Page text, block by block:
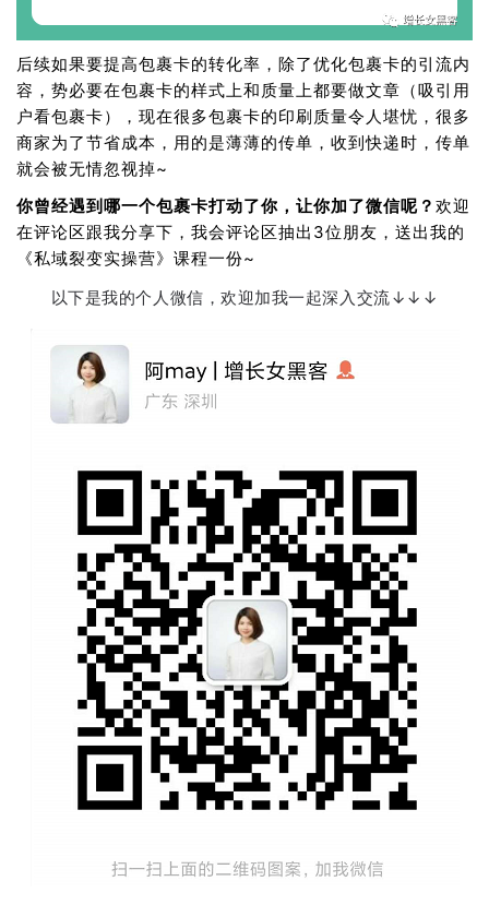
后续如果要提高包裹卡的转化率，除了优化包裹卡的引流内
容，势必要在包裹卡的样式上和质量上都要做文章（吸引用
户看包裹卡），现在很多包裹卡的印刷质量令人堪忧，很多
商家为了节省成本，用的是薄薄的传单，收到快递时，传单
就会被无情忽视掉~
你曾经遇到哪一个包裹卡打动了你，让你加了微信呢？ 欢迎
在评论区跟我分享下，我会评论区抽出3位朋友，送出我的
《私域裂变实操营》课程一份~
以下是我的个人微信，欢迎加我一起深入交流↓ ↓ ↓